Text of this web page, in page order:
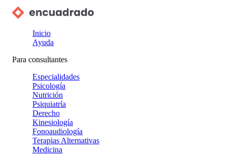
Inicio
Ayuda
Para consultantes
Especialidades
Psicología
Nutrición
Psiquiatría
Derecho
Kinesiología
Fonoaudiología
Terapias Alternativas
Medicina